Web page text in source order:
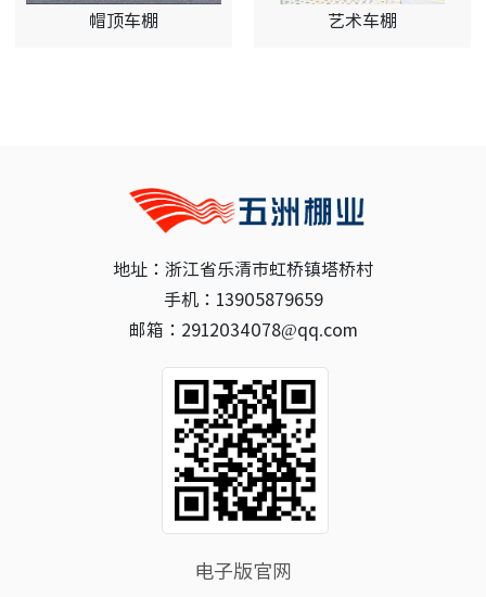
帽顶车棚 艺术车棚
地址：浙江省乐清市虹桥镇塔桥村
手机：13905879659
邮箱：2912034078@qq.com
电子版官网